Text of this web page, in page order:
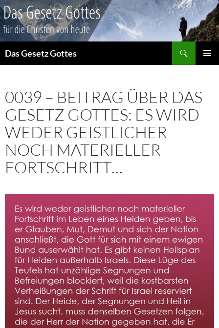
Das Gesetz Gottes
0039 – BEITRAG ÜBER DAS
GESETZ GOTTES: ES WIRD
WEDER GEISTLICHER
NOCH MATERIELLER
FORTSCHRITT…